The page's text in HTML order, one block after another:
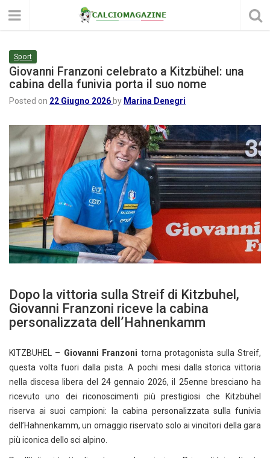
Sport
Giovanni Franzoni celebrato a Kitzbühel: una
cabina della funivia porta il suo nome
Posted on 22 Giugno 2026 by Marina Denegri
Dopo la vittoria sulla Streif di Kitzbuhel,
Giovanni Franzoni riceve la cabina
personalizzata dell’Hahnenkamm
KITZBUHEL – Giovanni Franzoni torna protagonista sulla Streif,
questa volta fuori dalla pista. A pochi mesi dalla storica vittoria
nella discesa libera del 24 gennaio 2026, il 25enne bresciano ha
ricevuto uno dei riconoscimenti più prestigiosi che Kitzbühel
riserva ai suoi campioni: la cabina personalizzata sulla funivia
dell’Hahnenkamm, un omaggio riservato solo ai vincitori della gara
più iconica dello sci alpino.